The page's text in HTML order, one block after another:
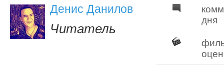
дня
Денис Данилов
Читатель